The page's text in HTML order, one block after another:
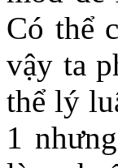
Có thể
vậy ta
thể lý
1